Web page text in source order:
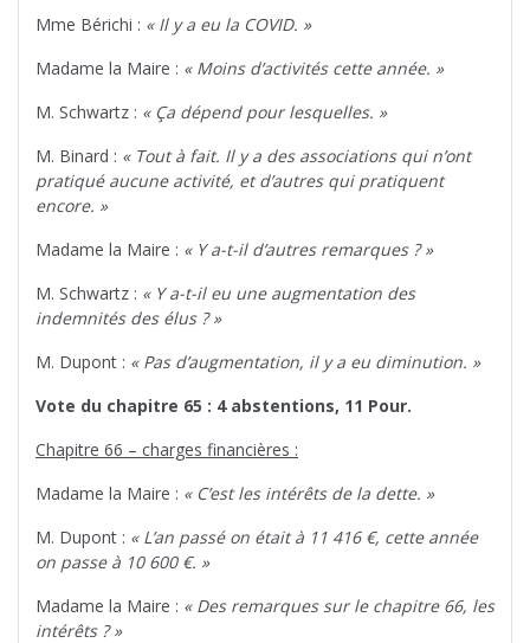
Mme Bérichi : « Il y a eu la COVID. »
Madame la Maire : « Moins d’activités cette année. »
M. Schwartz : « Ça dépend pour lesquelles. »
M. Binard : « Tout à fait. Il y a des associations qui n’ont
pratiqué aucune activité, et d’autres qui pratiquent
encore. »
Madame la Maire : « Y a-t-il d’autres remarques ? »
M. Schwartz : « Y a-t-il eu une augmentation des
indemnités des élus ? »
M. Dupont : « Pas d’augmentation, il y a eu diminution. »
Vote du chapitre 65 : 4 abstentions, 11 Pour.
Chapitre 66 – charges financières :
Madame la Maire : « C’est les intérêts de la dette. »
M. Dupont : « L’an passé on était à 11 416 €, cette année
on passe à 10 600 €. »
Madame la Maire : « Des remarques sur le chapitre 66, les
intérêts ? »